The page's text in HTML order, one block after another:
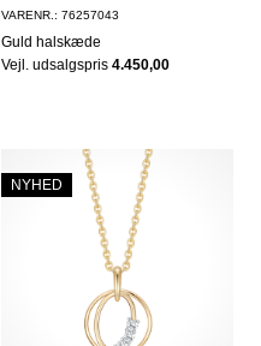
VARENR.: 76257043
Guld halskæde
Vejl. udsalgspris4.450,00
NYHED